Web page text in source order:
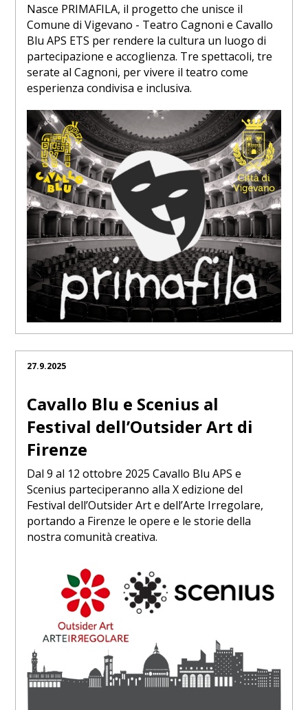
Nasce PRIMAFILA, il progetto che unisce il
Comune di Vigevano - Teatro Cagnoni e Cavallo
Blu APS ETS per rendere la cultura un luogo di
partecipazione e accoglienza. Tre spettacoli, tre
serate al Cagnoni, per vivere il teatro come
esperienza condivisa e inclusiva.
27.9.2025
Cavallo Blu e Scenius al
Festival dell’Outsider Art di
Firenze
Dal 9 al 12 ottobre 2025 Cavallo Blu APS e
Scenius parteciperanno alla X edizione del
Festival dell’Outsider Art e dell’Arte Irregolare,
portando a Firenze le opere e le storie della
nostra comunità creativa.